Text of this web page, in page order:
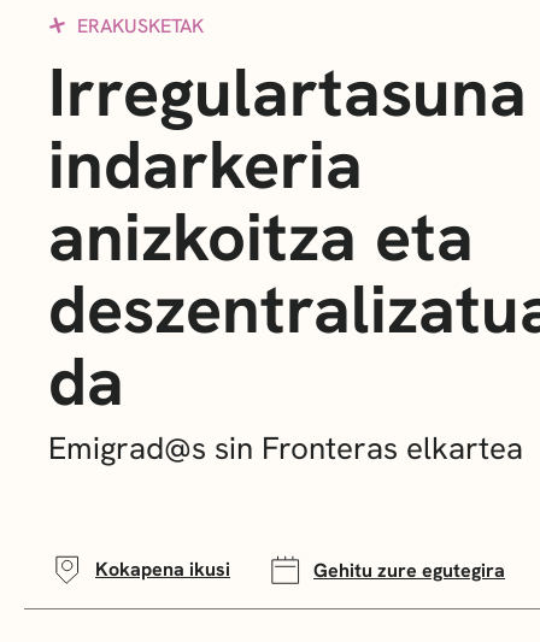
ERAKUSKETAK
Irregulartasuna
indarkeria
anizkoitza eta
da
Emigrad@s sin Fronteras elkartea
Kokapena ikusi Gehitu zure egutegira